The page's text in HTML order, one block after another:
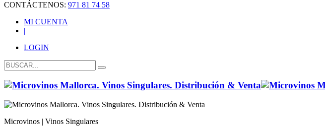
CONTÁCTENOS: 971 81 74 58
MI CUENTA
|
LOGIN
Microvinos | Vinos Singulares